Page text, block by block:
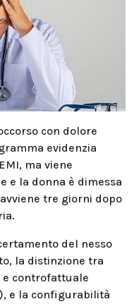
con dolore
evidenzia
ma viene
e la donna è dimessa
tre giorni dopo
del nesso
la distinzione tra
e controfattuale
e la configurabilità